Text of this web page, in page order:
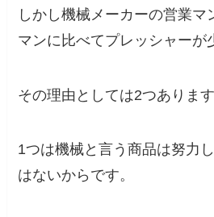
しかし機械メーカーの営業マ
マンに比べてプレッシャーが
その理由としては2つあります
1つは機械と言う商品は努力
はないからです。